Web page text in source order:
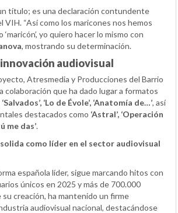
título; es una declaración contundente
VIH. “Así como los maricones nos hemos
yo quiero hacer lo mismo con
, mostrando su determinación.
audiovisual
Atresmedia y Producciones del Barrio
colaboración que ha dado lugar a formatos
‘Salvados’, ‘Lo de Évole’, ‘Anatomía de…’, así
destacados como ‘Astral’, ‘Operación
me das’.
como líder en el sector audiovisual
española líder, sigue marcando hitos con
únicos en 2025 y más de 700.000
creación, ha mantenido un firme
audiovisual nacional, destacándose